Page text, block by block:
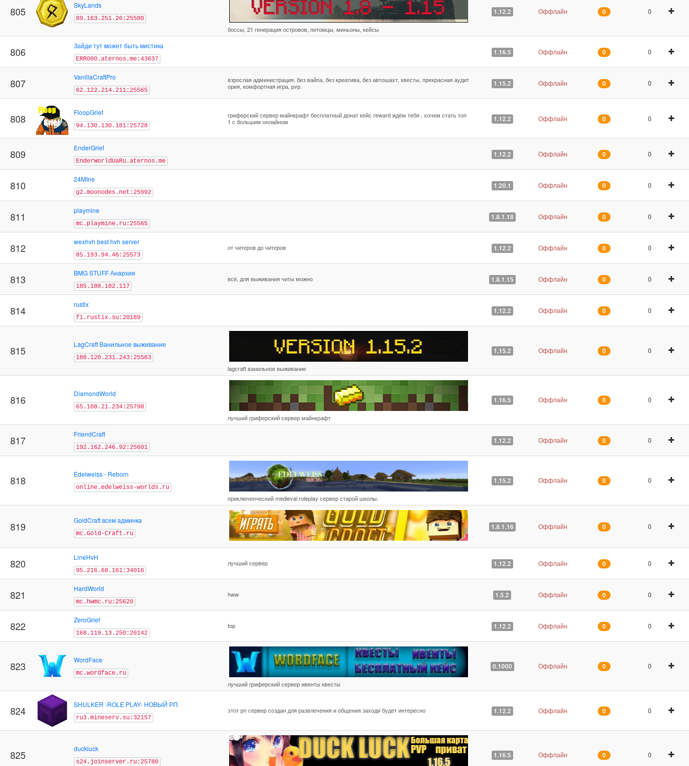
805 SkyLands
89.163.251.26:25580
боссы, 21 генерация островов, питомцы, миньоны, кейсы
1.12.2 Оффлайн 0 0
806 Зайди тут может быть мистика
ERR000.aternos.me:43637
1.16.5 Оффлайн 0 0
807 VanillaCraftPro
62.122.214.211:25565
взрослая администрация, без вайпа, без креатива, без автошахт, квесты, прекрасная аудит
ория, комфортная игра, pvp.
1.15.2 Оффлайн 0 0
808 FloopGrief
94.130.130.181:25728
гриферский сервер майнкрафт бесплатный донат кейс reward ждём тебя , хочем стать топ
1 с большим онлайном
1.12.2 Оффлайн 0 0
809 EnderGrief
EnderWorldUaRu.aternos.me
1.12.2 Оффлайн 0 0
810 24MIne
g2.moonodes.net:25992
1.20.1 Оффлайн 0 0
811 playmine
mc.playmine.ru:25565
1.8.1.18 Оффлайн 0 0
812 wexhvh best hvh server
85.193.94.46:25573
от читеров до читеров 1.12.2 Оффлайн 0 0
813 BMG STUFF Анaрхия
185.188.182.117
всё, для выживания читы можно 1.8.1.15 Оффлайн 0 0
814 rustix
f1.rustix.su:20189
1.12.2 Оффлайн 0 0
815 LagCraft Ванильное выживание
188.120.231.243:25563
lagcraft ванильное выживание
1.15.2 Оффлайн 0 0
816 DiamondWorld
65.108.21.234:25798
лучший гриферский сервер майнкрафт
1.16.5 Оффлайн 0 0
817 FriendCraft
192.162.246.92:25601
1.12.2 Оффлайн 0 0
818 Edelweiss - Reborn
online.edelweiss-worlds.ru
приключенческий medieval roleplay сервер старой школы.
1.15.2 Оффлайн 0 0
819 GoldCraft всем админка
mc.Gold-Craft.ru
1.8.1.16 Оффлайн 0 0
820 LineHvH
95.216.68.161:34016
лучший сервер 1.12.2 Оффлайн 0 0
821 HardWorld
mc.hwmc.ru:25620
hww 1.5.2 Оффлайн 0 0
822 ZeroGrief
168.119.13.250:26142
top 1.12.2 Оффлайн 0 0
823 WordFace
mc.wordface.ru
лучший гриферский сервер ивенты квесты
0.1000 Оффлайн 0 0
824 SHULKER -ROLE PLAY- НОВЫЙ РП
ru3.mineserv.su:32157
этот рп сервер создан для развлечения и общения заходи будет интересно 1.12.2 Оффлайн 0 0
825 duckluck
s24.joinserver.ru:25780
1.16.5 Оффлайн 0 0